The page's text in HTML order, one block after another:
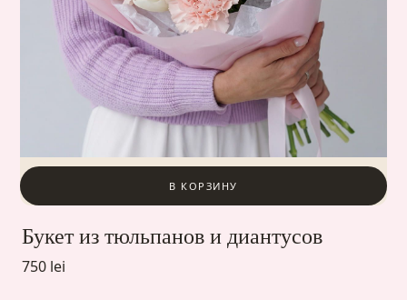
В КОРЗИНУ
Букет из тюльпанов и диантусов
750 lei